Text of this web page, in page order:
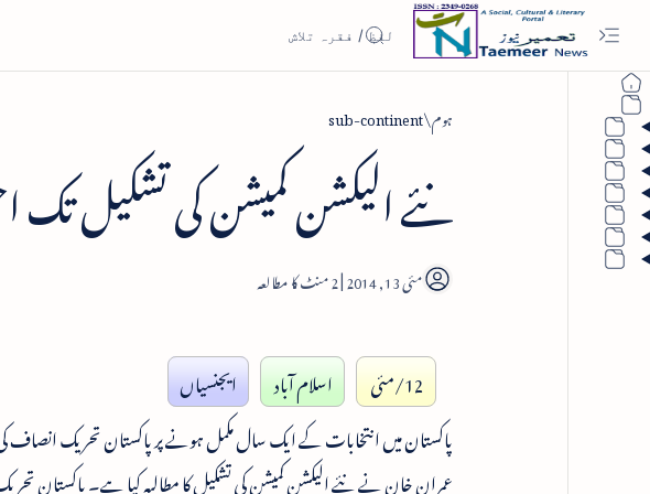
ہوم sub-continent
نئے الیکشن کمیشن کی تشکیل
2
12/مئی اسلام آباد
ایجنسیاں
پاکستان میں انتخابات کے ایک سال مکمل ہونے پر پاکستان تحریک
عمران خان نے نئے الیکشن کمیشن کی تشکیل کا مطالبہ کیا ہے۔ پاکستان